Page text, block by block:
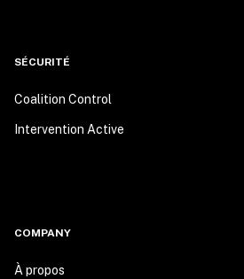
SÉCURITÉ
Coalition Control
Intervention Active
COMPANY
À propos